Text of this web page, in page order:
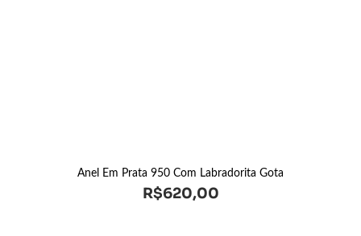
Anel Em Prata 950 Com Labradorita Gota
R$620,00